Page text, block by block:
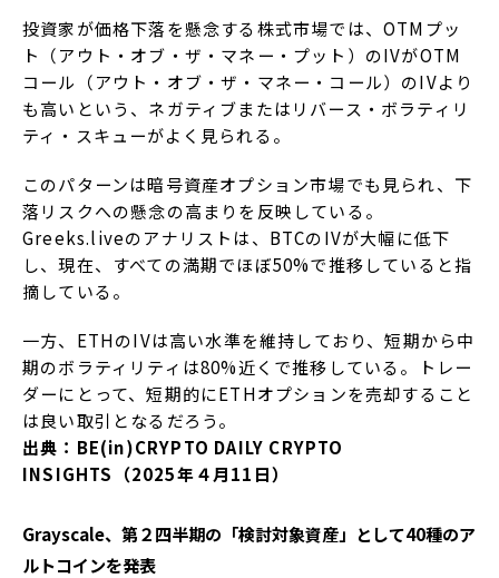
投資家が価格下落を懸念する株式市場では、OTMプッ
ト（アウト・オブ・ザ・マネー・プット）のIVがOTM
コール（アウト・オブ・ザ・マネー・コール）のIVより
も高いという、ネガティブまたはリバース・ボラティリ
ティ・スキューがよく見られる。
このパターンは暗号資産オプション市場でも見られ、下
落リスクへの懸念の高まりを反映している。
Greeks.liveのアナリストは、BTCのIVが大幅に低下
し、現在、すべての満期でほぼ50%で推移していると指
摘している。
一方、ETHのIVは高い水準を維持しており、短期から中
期のボラティリティは80%近くで推移している。トレー
ダーにとって、短期的にETHオプションを売却すること
は良い取引となるだろう。
出典：BE(in)CRYPTO DAILY CRYPTO
INSIGHTS（2025年４月11日）
Grayscale、第２四半期の「検討対象資産」として40種のア
ルトコインを発表